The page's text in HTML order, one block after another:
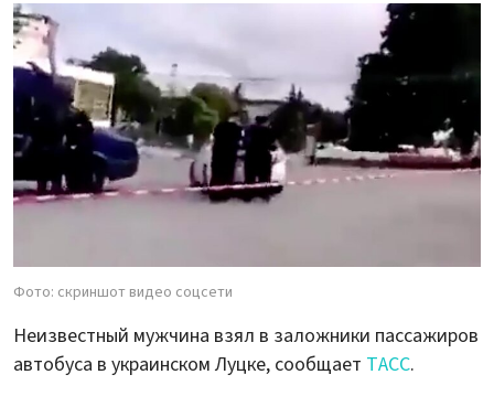
Фото: скриншот видео соцсети
Неизвестный мужчина взял в заложники пассажиров
автобуса в украинском Луцке, сообщает ТАСС.